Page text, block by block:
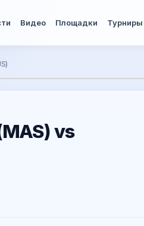
Видео Площадки Турниры
vs